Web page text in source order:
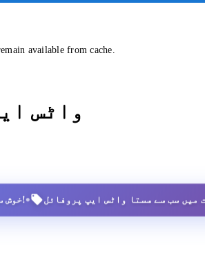
available from cache.
واٹس
2,500+ خوش سبسکرائبرز میں شامل ہوں!•